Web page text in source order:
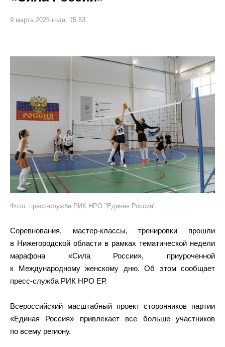
9 марта 2025 года, 15:53
Фото: пресс-служба РИК НРО "Единая Россия"
Соревнования, мастер-классы, тренировки прошли
в Нижегородской области в рамках тематической недели
марафона «Сила России», приуроченной
к Международному женскому дню. Об этом сообщает
пресс-служба РИК НРО ЕР.
Всероссийский масштабный проект сторонников партии
«Единая Россия» привлекает все больше участников
по всему региону.